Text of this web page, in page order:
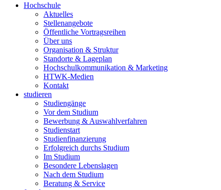
Hochschule
Aktuelles
Stellenangebote
Öffentliche Vortragsreihen
Über uns
Organisation & Struktur
Standorte & Lageplan
Hochschulkommunikation & Marketing
HTWK-Medien
Kontakt
studieren
Studiengänge
Vor dem Studium
Bewerbung & Auswahlverfahren
Studienstart
Studienfinanzierung
Erfolgreich durchs Studium
Im Studium
Besondere Lebenslagen
Nach dem Studium
Beratung & Service